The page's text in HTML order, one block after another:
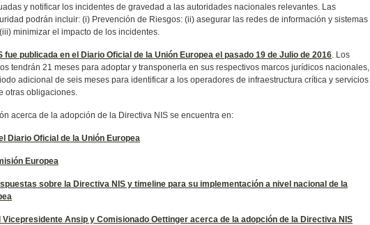
y notificar los incidentes de gravedad a las autoridades nacionales relevantes. Las
podrán incluir: (i) Prevención de Riesgos: (ii) asegurar las redes de información y sistemas
minimizar el impacto de los incidentes.
fue publicada en el Diario Oficial de la Unión Europea el pasado 19 de Julio de 2016. Los
tendrán 21 meses para adoptar y transponerla en sus respectivos marcos jurídicos nacionales,
adicional de seis meses para identificar a los operadores de infraestructura crítica y servicios
otras obligaciones.
acerca de la adopción de la Directiva NIS se encuentra en:
Diario Oficial de la Unión Europea
Europea
sobre la Directiva NIS y timeline para su implementación a nivel nacional de la
Vicepresidente Ansip y Comisionado Oettinger acerca de la adopción de la Directiva NIS